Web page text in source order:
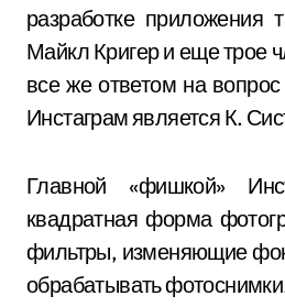
разработке приложения
Майкл Кригер и еще трое
все же ответом на вопрос
Инстаграм является К.
Главной «фишкой»
квадратная форма
фильтры, изменяющие
обрабатывать